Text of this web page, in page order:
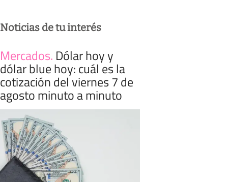
Noticias de tu interés
Mercados. Dólar hoy y
dólar blue hoy: cuál es la
cotización del viernes 7 de
agosto minuto a minuto